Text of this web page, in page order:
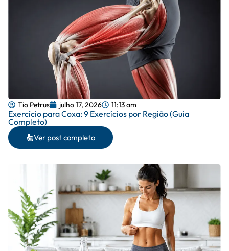
Tio Petrus julho 17, 2026 11:13 am
Exercício para Coxa: 9 Exercícios por Região (Guia
Completo)
Ver post completo